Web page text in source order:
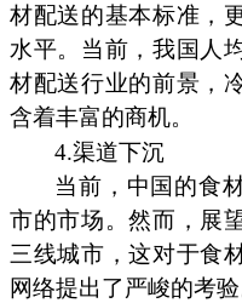
材配送的基本标准，
水平。当前，我国人
材配送行业的前景，
含着丰富的商机。
4.渠道下沉
当前，中国的食
市的市场。然而，展
三线城市，这对于食
网络提出了严峻的考验